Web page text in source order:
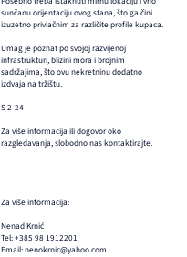
sunčanu orijentaciju ovog stana, što ga čini
izuzetno privlačnim za različite profile kupaca.
Umag je poznat po svojoj razvijenoj
infrastrukturi, blizini mora i brojnim
sadržajima, što ovu nekretninu dodatno
izdvaja na tržištu.
S 2-24
Za više informacija ili dogovor oko
razgledavanja, slobodno nas kontaktirajte.
Za više informacija:
Nenad Krnić
Tel: +385 98 1912201
Email: nenokrnic@yahoo.com